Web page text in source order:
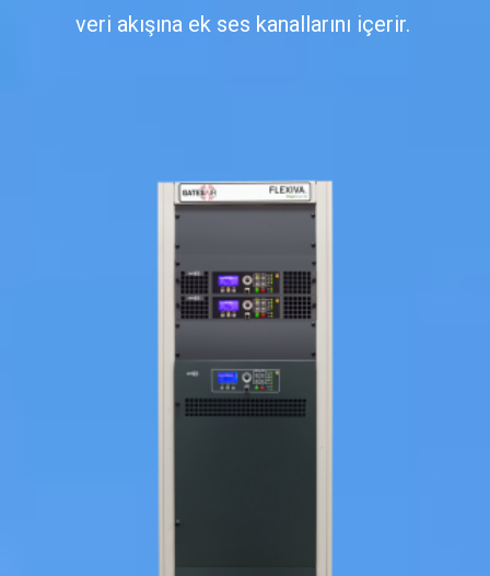
veri akışına ek ses kanallarını içerir.